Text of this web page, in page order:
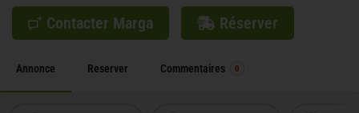
Contacter Marga Réserver
Annonce Reserver Commentaires 0